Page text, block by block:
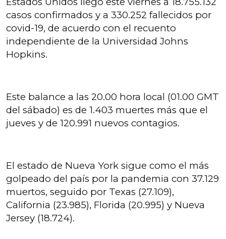
casos confirmados y a 330.252 fallecidos por
covid-19, de acuerdo con el recuento
independiente de la Universidad Johns
Hopkins.
Este balance a las 20.00 hora local (01.00 GMT
del sábado) es de 1.403 muertes más que el
jueves y de 120.991 nuevos contagios.
El estado de Nueva York sigue como el más
golpeado del país por la pandemia con 37.129
muertos, seguido por Texas (27.109),
California (23.985), Florida (20.995) y Nueva
Jersey (18.724).